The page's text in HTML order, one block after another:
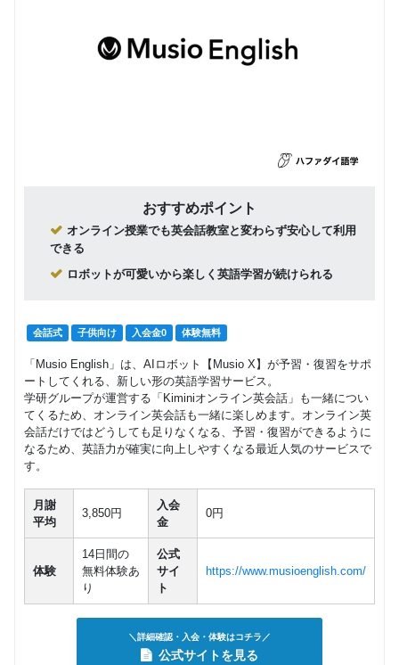
おすすめポイント
オンライン授業でも英会話教室と変わらず安心して利用
できる
ロボットが可愛いから楽しく英語学習が続けられる
会話式 子供向け 入会金0 体験無料
「Musio English」は、AIロボット【Musio X】が予習・復習をサポ
ートしてくれる、新しい形の英語学習サービス。
学研グループが運営する「Kiminiオンライン英会話」も一緒につい
てくるため、オンライン英会話も一緒に楽しめます。オンライン英
会話だけではどうしても足りなくなる、予習・復習ができるように
なるため、英語力が確実に向上しやすくなる最近人気のサービスで
す。
月謝
平均
3,850円
入会
金
0円
体験
14日間の
無料体験あ
り
公式
サイ
ト
https://www.musioenglish.com/
＼詳細確認・入会・体験はコチラ／
公式サイトを見る